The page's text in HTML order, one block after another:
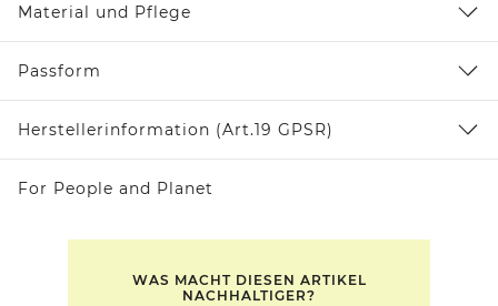
Material und Pflege
Passform
Herstellerinformation (Art.19 GPSR)
For People and Planet
WAS MACHT DIESEN ARTIKEL
NACHHALTIGER?